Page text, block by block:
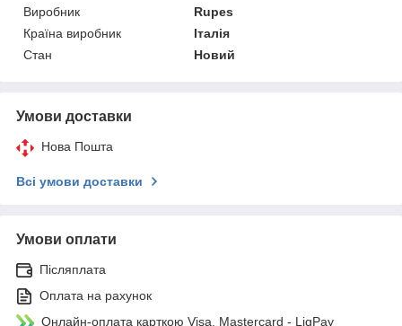
Виробник
Rupes
Країна виробник
Італія
Стан
Новий
Умови доставки
Нова Пошта
Всі умови доставки
Умови оплати
Післяплата
Оплата на рахунок
Онлайн-оплата карткою Visa, Mastercard - LiqPay